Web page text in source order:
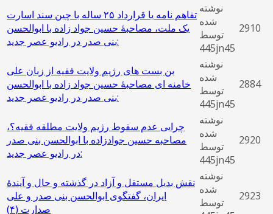
تفاهم نامه یا قرارداد ۲۵ ساله با چین سند اسارت
یک ملت، مصاحبۀ حسین جواد زاده با ابوالحسن
بنی صدر در رادیو عصر جدید:
نوشته
شده
توسط
445jn45
2910
بن بست های رژیم ولایت فقیه از زبان علی
خامنه ای مصاحبۀ حسین جواد زاده با ابوالحسن
بنی صدر در رادیو عصر جدید:
نوشته
شده
توسط
445jn45
2884
چرایی عدم سقوط رژیم ولایت مطلقه فقیه؟،
مصاحبه حسین جوادزاده با ابوالحسن بنی صدر
در رادیو عصر جدید:
نوشته
شده
توسط
445jn45
2920
نقش بدیل مستقل و آزاد در گذشته و حال و آیندۀ
ایران، گفتگوی ابوالحسن بنی صدر و علی
صدارت (‌۴)
نوشته
شده
توسط
2923